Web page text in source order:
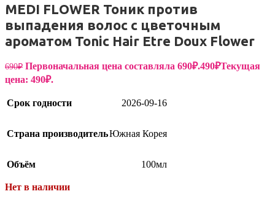
MEDI FLOWER Тоник против
выпадения волос с цветочным
ароматом Tonic Hair Etre Doux Flower
690₽ Первоначальная цена составляла 690₽.490₽Текущая
цена: 490₽.
Срок годности 2026-09-16
Страна производительЮжная Корея
Объём 100мл
Нет в наличии